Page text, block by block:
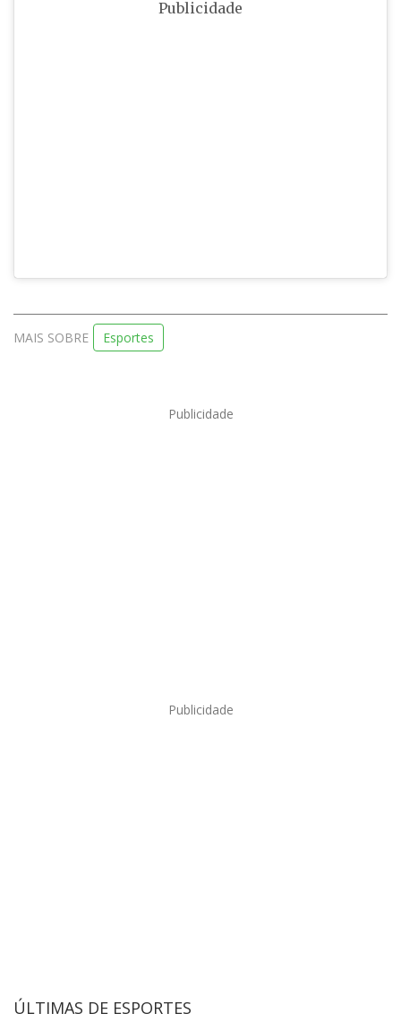
Publicidade
MAIS SOBRE Esportes
Publicidade
Publicidade
ÚLTIMAS DE ESPORTES